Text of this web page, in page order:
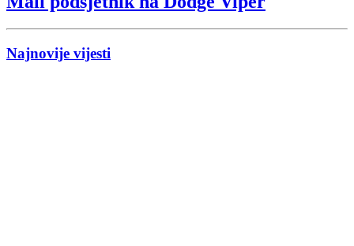
Najnovije vijesti